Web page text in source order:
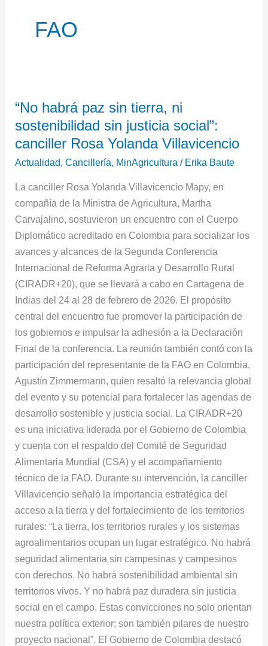
FAO
“No habrá paz sin tierra, ni
sostenibilidad sin justicia social”:
canciller Rosa Yolanda Villavicencio
Actualidad,Cancillería, MinAgricultura / Erika Baute
La canciller Rosa Yolanda Villavicencio Mapy, en
compañía de la Ministra de Agricultura, Martha
Carvajalino, sostuvieron un encuentro con el Cuerpo
Diplomático acreditado en Colombia para socializar los
avances y alcances de la Segunda Conferencia
Internacional de Reforma Agraria y Desarrollo Rural
(CIRADR+20), que se llevará a cabo en Cartagena de
Indias del 24 al 28 de febrero de 2026. El propósito
central del encuentro fue promover la participación de
los gobiernos e impulsar la adhesión a la Declaración
Final de la conferencia. La reunión también contó con la
participación del representante de la FAO en Colombia,
Agustín Zimmermann, quien resaltó la relevancia global
del evento y su potencial para fortalecer las agendas de
desarrollo sostenible y justicia social. La CIRADR+20
es una iniciativa liderada por el Gobierno de Colombia
y cuenta con el respaldo del Comité de Seguridad
Alimentaria Mundial (CSA) y el acompañamiento
técnico de la FAO. Durante su intervención, la canciller
Villavicencio señaló la importancia estratégica del
acceso a la tierra y del fortalecimiento de los territorios
rurales: “La tierra, los territorios rurales y los sistemas
agroalimentarios ocupan un lugar estratégico. No habrá
seguridad alimentaria sin campesinas y campesinos
con derechos. No habrá sostenibilidad ambiental sin
territorios vivos. Y no habrá paz duradera sin justicia
social en el campo. Estas convicciones no solo orientan
nuestra política exterior; son también pilares de nuestro
proyecto nacional”. El Gobierno de Colombia destacó
habrá
paz
sin
sostenibilidad
sin
justicia
social”:
canciller
Rosa
Yolanda
Villavicencio